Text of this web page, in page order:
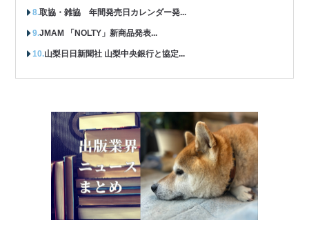
取協・雑協 年間発売日カレンダー発...
JMAM 「NOLTY」新商品発表...
山梨日日新聞社 山梨中央銀行と協定...